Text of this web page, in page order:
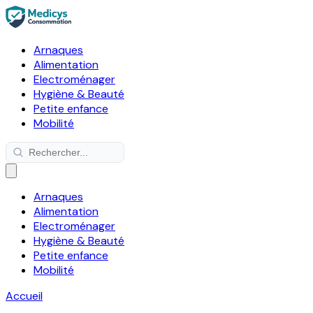
Arnaques
Alimentation
Electroménager
Hygiène & Beauté
Petite enfance
Mobilité
Arnaques
Alimentation
Electroménager
Hygiène & Beauté
Petite enfance
Mobilité
Accueil